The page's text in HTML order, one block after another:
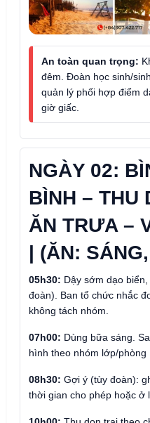
An toàn quan trọng:
đêm. Đoàn học sinh/
quản lý phối hợp điểm
giờ giấc.
NGÀY 02:
BÌNH – THU
ĂN TRƯA –
| (ĂN:
05h30: Dậy sớm dạo
đoàn). Ban tổ chức nhắc
không tách nhóm.
07h00: Dùng bữa sáng.
hình theo nhóm lớp/phòng
08h30: Gợi ý (tùy đoàn):
thời gian cho phép hoặc ở